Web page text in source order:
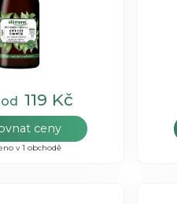
119 Kč
ceny
v 1 obchodě